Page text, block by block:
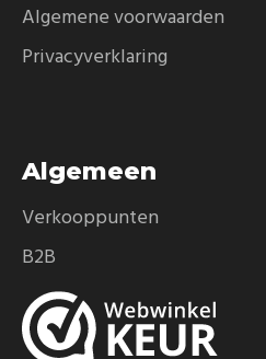
Algemene voorwaarden
Privacyverklaring
Algemeen
Verkooppunten
B2B